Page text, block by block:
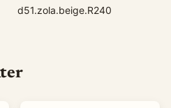
d51.zola.beige.R240